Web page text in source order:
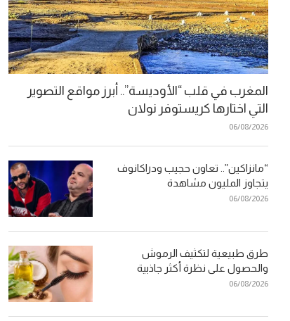
المغرب في قلب “الأوديسة”.. أبرز مواقع التصوير
التي اختارها كريستوفر نولان
06/08/2026
“مانزاكين”.. تعاون حجيب ودراكانوف
يتجاوز المليون مشاهدة
06/08/2026
طرق طبيعية لتكثيف الرموش
والحصول على نظرة أكثر جاذبية
06/08/2026